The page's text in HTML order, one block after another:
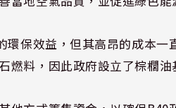
環保效益，但其高昂的成本
燃料，因此政府設立了棕櫚